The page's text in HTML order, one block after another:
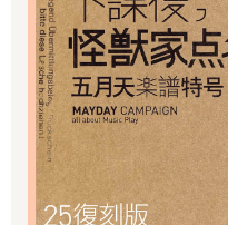
主角閻瑞生由陳壽芝扮演，
友，據說面貌也非常相像。
情；王蓮英也是由一個妓女
的丈夫朱某亦在戲裏扮演了
是當時的足球名將，也在洋
《閻瑞生》共長十本，乃是
的。拍竣後，由研究社出面
戲院（Olympic Theatre），